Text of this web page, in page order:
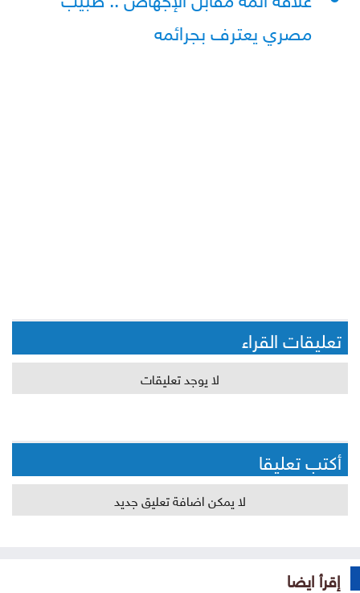
مصري يعترف بجرائمه
تعليقات القراء
لا يوجد تعليقات
أكتب تعليقا
لا يمكن اضافة تعليق جديد
إقرأ ايضا